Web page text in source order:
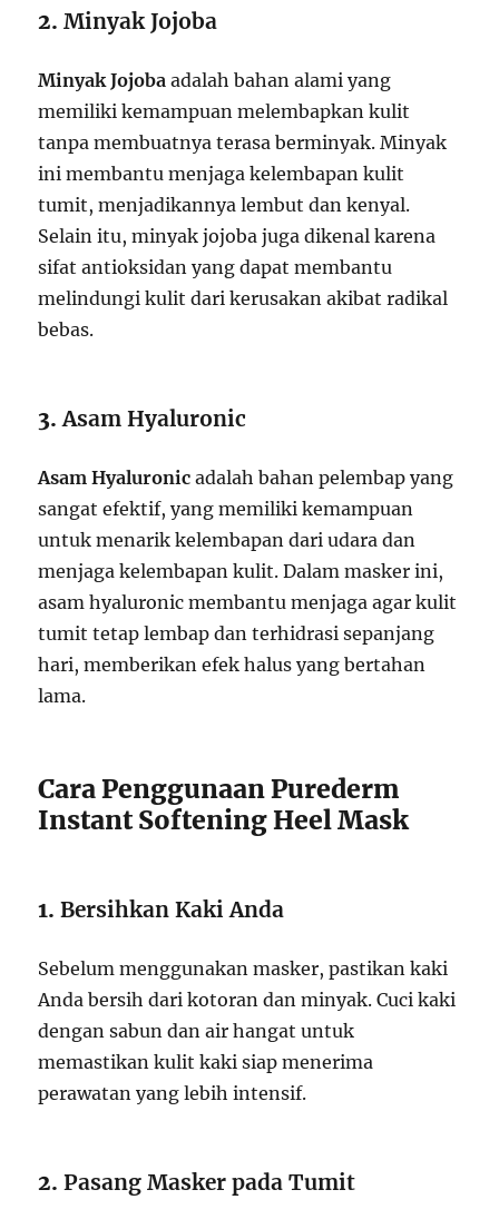
2.Minyak Jojoba
Minyak Jojoba adalah bahan alami yang
memiliki kemampuan melembapkan kulit
tanpa membuatnya terasa berminyak. Minyak
ini membantu menjaga kelembapan kulit
tumit, menjadikannya lembut dan kenyal.
Selain itu, minyak jojoba juga dikenal karena
sifat antioksidan yang dapat membantu
melindungi kulit dari kerusakan akibat radikal
bebas.
3.Asam Hyaluronic
Asam Hyaluronic adalah bahan pelembap yang
sangat efektif, yang memiliki kemampuan
untuk menarik kelembapan dari udara dan
menjaga kelembapan kulit. Dalam masker ini,
asam hyaluronic membantu menjaga agar kulit
tumit tetap lembap dan terhidrasi sepanjang
hari, memberikan efek halus yang bertahan
lama.
Cara Penggunaan Purederm
Instant Softening Heel Mask
1.Bersihkan Kaki Anda
Sebelum menggunakan masker, pastikan kaki
Anda bersih dari kotoran dan minyak. Cuci kaki
dengan sabun dan air hangat untuk
memastikan kulit kaki siap menerima
perawatan yang lebih intensif.
2.Pasang Masker pada Tumit